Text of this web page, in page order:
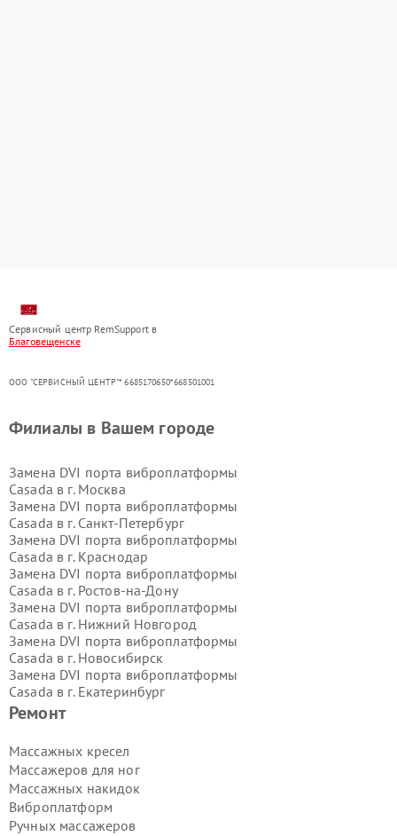
Сервисный центр RemSupport в
Благовещенске
ООО "СЕРВИСНЫЙ ЦЕНТР"* 6685170650*668501001
Ремонт
Массажных кресел
Массажеров для ног
Массажных накидок
Виброплатформ
Ручных массажеров
Филиалы в Вашем городе
Замена DVI порта виброплатформы
Casada в г. Москва
Замена DVI порта виброплатформы
Casada в г. Санкт-Петербург
Замена DVI порта виброплатформы
Casada в г. Краснодар
Замена DVI порта виброплатформы
Casada в г. Ростов-на-Дону
Замена DVI порта виброплатформы
Casada в г. Нижний Новгород
Замена DVI порта виброплатформы
Casada в г. Новосибирск
Замена DVI порта виброплатформы
Casada в г. Екатеринбург
Замена DVI порта виброплатформы
Замена DVI порта виброплатформы
Casada в г.Воронеж
Замена DVI порта виброплатформы
Casada в г.Волгоград
Замена DVI порта виброплатформы
Casada в г.Самара